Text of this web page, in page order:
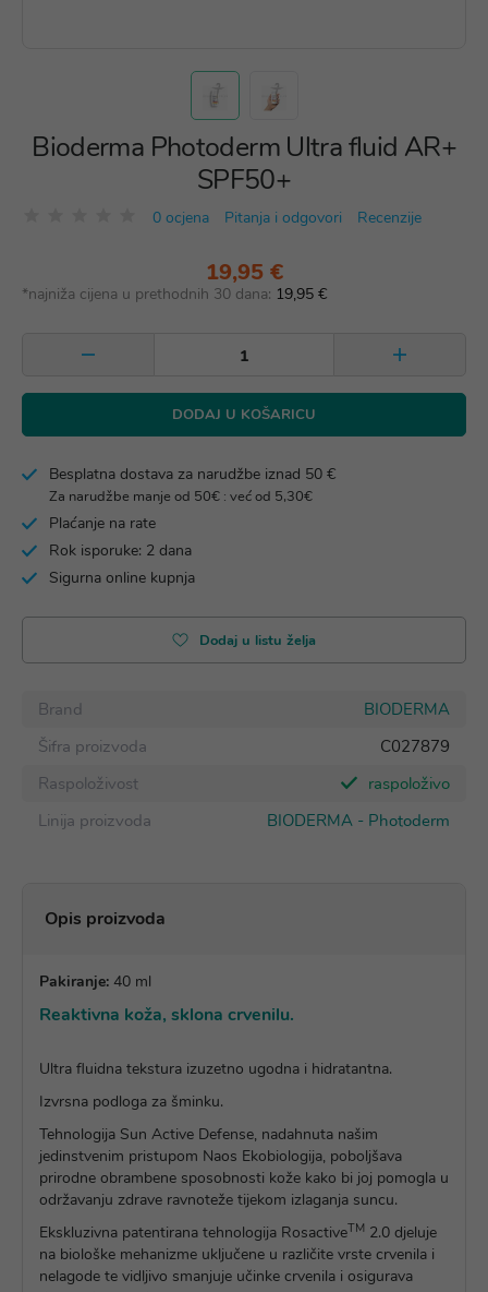
Bioderma Photoderm Ultra fluid AR+
SPF50+
0 ocjena Pitanja i odgovori Recenzije
19,95 €
*najniža cijena u prethodnih 30 dana: 19,95 €
DODAJ U KOŠARICU
Besplatna dostava za narudžbe iznad 50 €
Za narudžbe manje od 50€ : već od 5,30€
Plaćanje na rate
Rok isporuke: 2 dana
Sigurna online kupnja
Dodaj u listu želja
Brand
BIODERMA
Šifra proizvoda
C027879
Raspoloživost
raspoloživo
Linija proizvoda
BIODERMA - Photoderm
Opis proizvoda
Pakiranje: 40 ml
Reaktivna koža, sklona crvenilu.
Ultra fluidna tekstura izuzetno ugodna i hidratantna.
Izvrsna podloga za šminku.
Tehnologija Sun Active Defense, nadahnuta našim
jedinstvenim pristupom Naos Ekobiologija, poboljšava
prirodne obrambene sposobnosti kože kako bi joj pomogla u
održavanju zdrave ravnoteže tijekom izlaganja suncu.
Ekskluzivna patentirana tehnologija RosactiveTM 2.0 djeluje
na biološke mehanizme uključene u različite vrste crvenila i
nelagode te vidljivo smanjuje učinke crvenila i osigurava